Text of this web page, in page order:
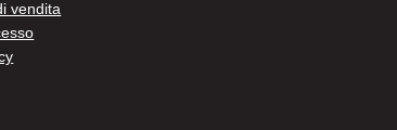
vendita